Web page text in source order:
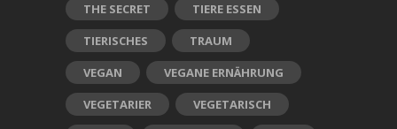
THE SECRET
TIERE ESSEN
TIERISCHES
TRAUM
VEGAN
VEGANE ERNÄHRUNG
VEGETARIER
VEGETARISCH